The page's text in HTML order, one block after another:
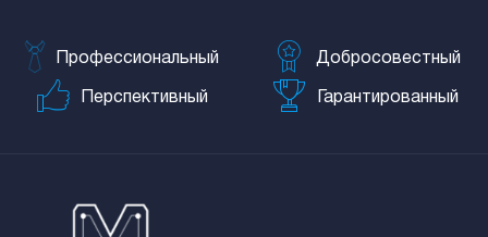
Профессиональный Добросовестный
Перспективный Гарантированный